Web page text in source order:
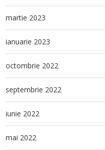
martie 2023
ianuarie 2023
octombrie 2022
septembrie 2022
iunie 2022
mai 2022